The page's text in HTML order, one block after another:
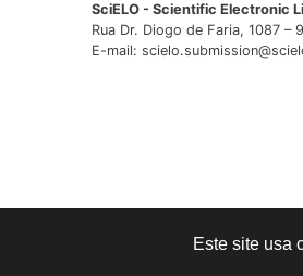
SciELO - Scientific Electronic
Rua Dr. Diogo de Faria, 1087 –
E-mail:
Este site usa